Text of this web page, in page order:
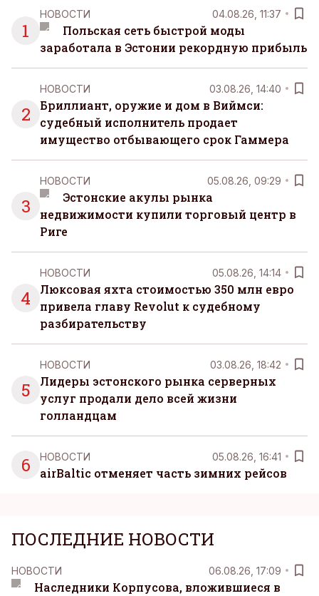
организовывать, планировать и за все отвечать
самостоятельно.
1
НОВОСТИ 04.08.26, 11:37
Польская сеть быстрой моды
заработала в Эстонии рекордную прибыль
2
НОВОСТИ 03.08.26, 14:40
Бриллиант, оружие и дом в Виймси:
судебный исполнитель продает
имущество отбывающего срок Гаммера
3
НОВОСТИ 05.08.26, 09:29
Эстонские акулы рынка
недвижимости купили торговый центр в
Риге
4
НОВОСТИ 05.08.26, 14:14
Люксовая яхта стоимостью 350 млн евро
привела главу Revolut к судебному
разбирательству
5
НОВОСТИ 03.08.26, 18:42
Лидеры эстонского рынка серверных
услуг продали дело всей жизни
голландцам
6 НОВОСТИ 05.08.26, 16:41
airBaltic отменяет часть зимних рейсов
ПОСЛЕДНИЕ НОВОСТИ
НОВОСТИ 06.08.26, 17:09
Наследники Корпусова, вложившиеся в